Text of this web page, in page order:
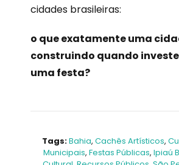
cidades brasileiras:
o que exatamente uma
construindo quando
uma festa?
Tags:Bahia, Cachês Artísticos,
Municipais, Festas Públicas, Ipiaú